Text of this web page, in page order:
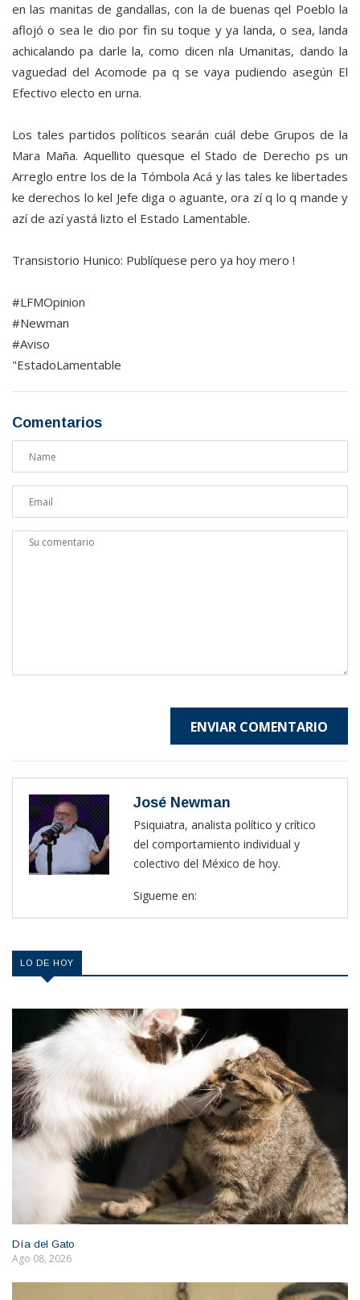
en las manitas de gandallas, con la de buenas qel Poeblo la
aflojó o sea le dio por fin su toque y ya landa, o sea, landa
achicalando pa darle la, como dicen nla Umanitas, dando la
vaguedad del Acomode pa q se vaya pudiendo asegún El
Efectivo electo en urna.
Los tales partidos políticos searán cuál debe Grupos de la
Mara Maña. Aquellito quesque el Stado de Derecho ps un
Arreglo entre los de la Tómbola Acá y las tales ke libertades
ke derechos lo kel Jefe diga o aguante, ora zí q lo q mande y
azí de azí yastá lizto el Estado Lamentable.
Transistorio Hunico: Publíquese pero ya hoy mero !
#LFMOpinion
#Newman
#Aviso
"EstadoLamentable
Comentarios
ENVIAR COMENTARIO
José Newman
Psiquiatra, analista político y crítico
del comportamiento individual y
colectivo del México de hoy.
Sigueme en:
LO DE HOY
Día del Gato
Ago 08, 2026